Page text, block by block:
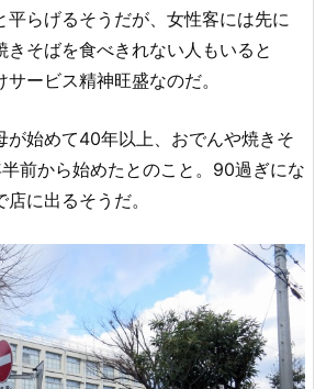
平らげるそうだが、女性客には先に
きそばを食べきれない人もいると
ービス精神旺盛なのだ。
が始めて40年以上、おでんや焼きそ
前から始めたとのこと。90過ぎにな
に出るそうだ。